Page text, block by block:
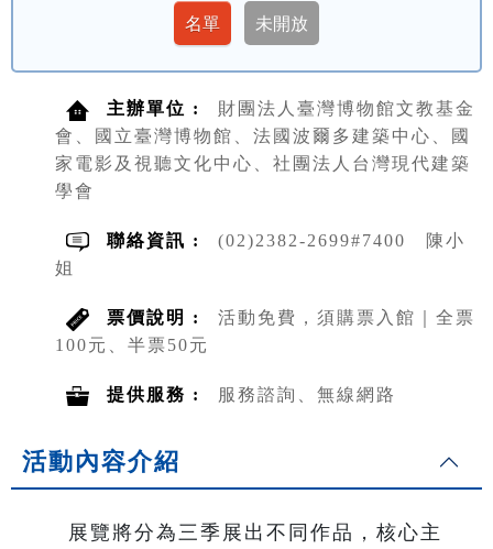
主辦單位 :
財團法人臺灣博物館文教基金
會、國立臺灣博物館、法國波爾多建築中心、國
家電影及視聽文化中心、社團法人台灣現代建築
學會
聯絡資訊 :
(02)2382-2699#7400 陳小
姐
票價說明 :
活動免費，須購票入館｜全票
100元、半票50元
提供服務 : 服務諮詢、無線網路
活動內容介紹
展覽將分為三季展出不同作品，核心主